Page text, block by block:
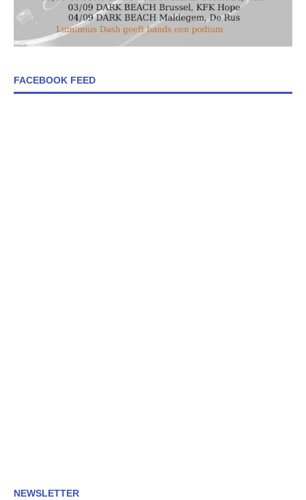
FACEBOOK FEED
NEWSLETTER